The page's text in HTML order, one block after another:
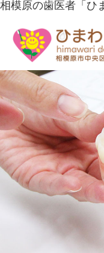
相模原の歯医者「ひ